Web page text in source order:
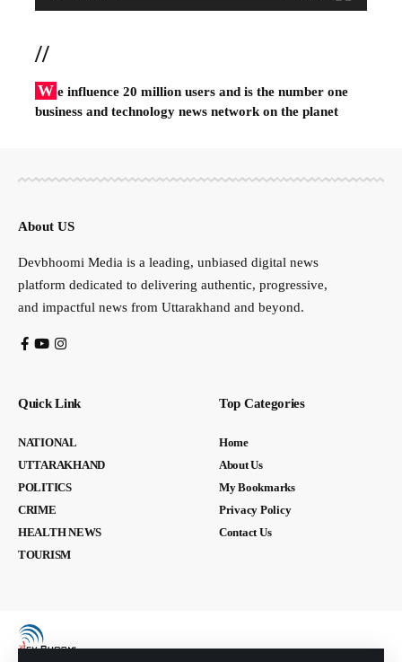
//
W e influence 20 million users and is the number one
business and technology news network on the planet
About US
Devbhoomi Media is a leading, unbiased digital news
platform dedicated to delivering authentic, progressive,
and impactful news from Uttarakhand and beyond.
Quick Link
NATIONAL
UTTARAKHAND
POLITICS
CRIME
HEALTH NEWS
TOURISM
Top Categories
Home
About Us
My Bookmarks
Privacy Policy
Contact Us